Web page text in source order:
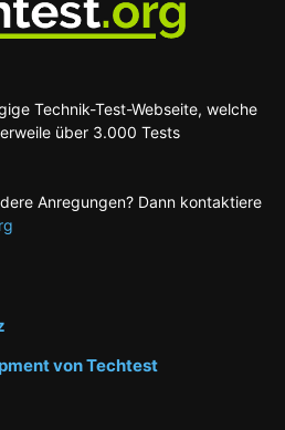
Technik-Test-Webseite, welche
über 3.000 Tests
Anregungen? Dann kontaktiere
von Techtest